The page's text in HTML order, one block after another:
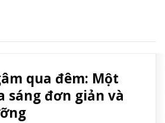
qua đêm: Một
sáng đơn giản và